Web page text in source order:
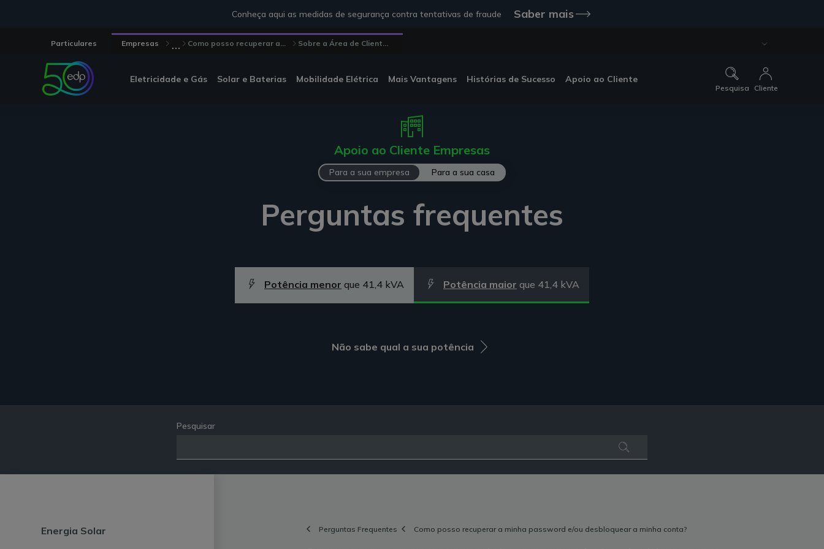
Conheça aqui as medidas de segurança contra tentativas de fraude Saber mais
Particulares Empresas ... Como posso recuperar a... Sobre a Área de Client...
Eletricidade e Gás Solar e Baterias Mobilidade Elétrica Mais Vantagens Histórias de Sucesso Apoio ao Cliente
Pesquisa Cliente
Apoio ao Cliente Empresas
Para a sua empresa Para a sua casa
Perguntas frequentes
Potência menor que 41,4 kVA Potência maior que 41,4 kVA
Não sabe qual a sua potência
Pesquisar
Energia Solar Perguntas Frequentes Como posso recuperar a minha password e/ou desbloquear a minha conta?